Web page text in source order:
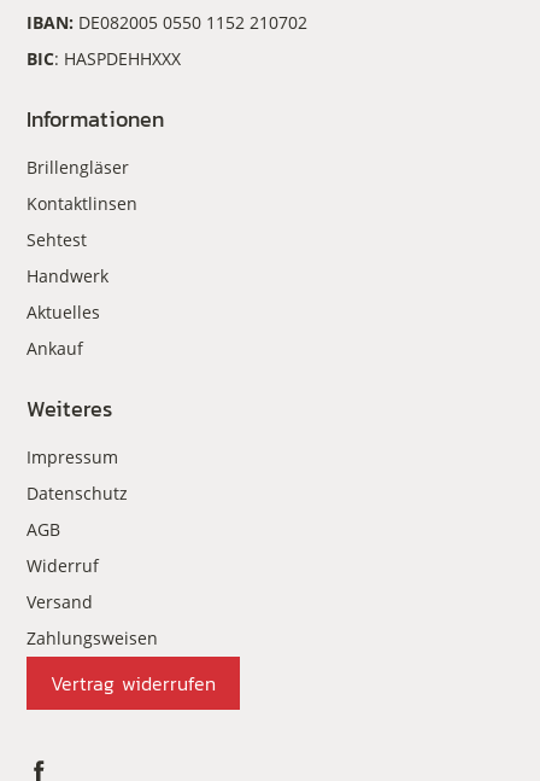
IBAN: DE082005 0550 1152 210702
BIC: HASPDEHHXXX
Informationen
Brillengläser
Kontaktlinsen
Sehtest
Handwerk
Aktuelles
Ankauf
Weiteres
Impressum
Datenschutz
AGB
Widerruf
Versand
Zahlungsweisen
Vertrag widerrufen